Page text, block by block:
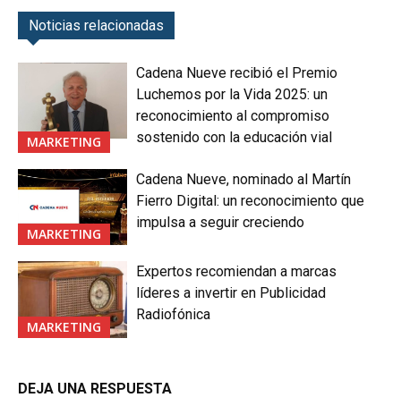
Noticias relacionadas
MARKETING
Cadena Nueve recibió el Premio
Luchemos por la Vida 2025: un
reconocimiento al compromiso
sostenido con la educación vial
MARKETING
Cadena Nueve, nominado al Martín
Fierro Digital: un reconocimiento que
impulsa a seguir creciendo
MARKETING
Expertos recomiendan a marcas
líderes a invertir en Publicidad
Radiofónica
DEJA UNA RESPUESTA